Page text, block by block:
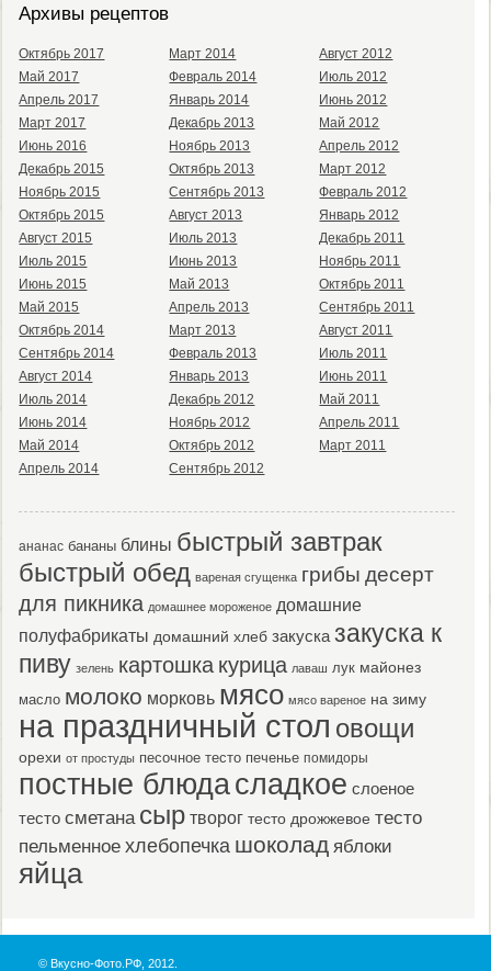
Архивы рецептов
Октябрь 2017
Май 2017
Апрель 2017
Март 2017
Июнь 2016
Декабрь 2015
Ноябрь 2015
Октябрь 2015
Август 2015
Июль 2015
Июнь 2015
Май 2015
Октябрь 2014
Сентябрь 2014
Август 2014
Июль 2014
Июнь 2014
Май 2014
Апрель 2014
Март 2014
Февраль 2014
Январь 2014
Декабрь 2013
Ноябрь 2013
Октябрь 2013
Сентябрь 2013
Август 2013
Июль 2013
Июнь 2013
Май 2013
Апрель 2013
Март 2013
Февраль 2013
Январь 2013
Декабрь 2012
Ноябрь 2012
Октябрь 2012
Сентябрь 2012
Август 2012
Июль 2012
Июнь 2012
Май 2012
Апрель 2012
Март 2012
Февраль 2012
Январь 2012
Декабрь 2011
Ноябрь 2011
Октябрь 2011
Сентябрь 2011
Август 2011
Июль 2011
Июнь 2011
Май 2011
Апрель 2011
Март 2011
ананас бананы блины быстрый завтрак
быстрый обед вареная сгущенка грибы десерт
для пикника домашнее мороженое домашние
полуфабрикаты домашний хлеб закуска закуска к
пиву зелень картошка курица лаваш лук майонез
масло молоко морковь мясо мясо вареное на зиму
на праздничный стол овощи
орехи от простуды песочное тесто печенье помидоры
постные блюдасладкое слоеное
тесто сметана сыр творог тесто дрожжевое тесто
пельменное хлебопечка шоколад яблоки
яйца
© Вкусно-Фото.РФ, 2012.